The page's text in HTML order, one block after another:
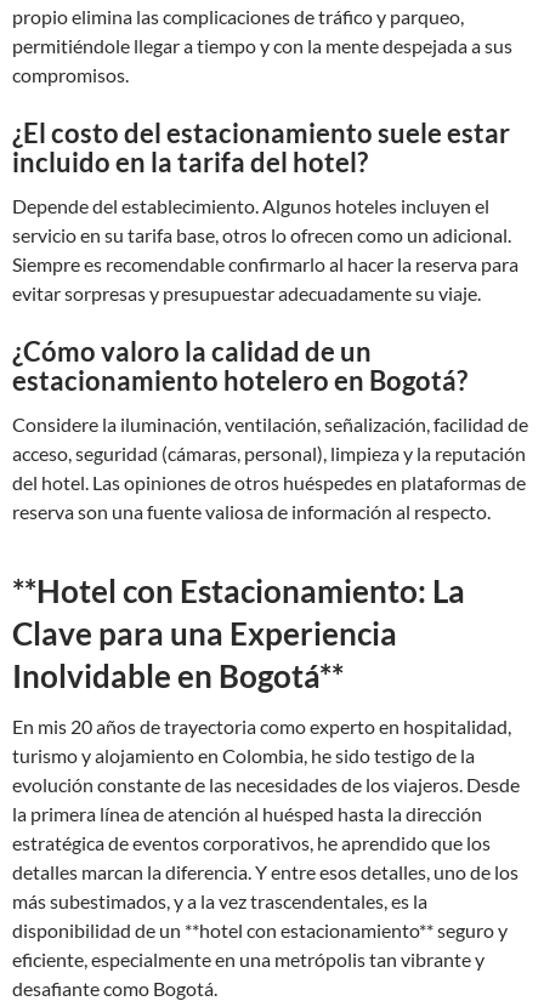
propio elimina las complicaciones de tráfico y parqueo,
permitiéndole llegar a tiempo y con la mente despejada a sus
compromisos.
¿El costo del estacionamiento suele estar
incluido en la tarifa del hotel?
Depende del establecimiento. Algunos hoteles incluyen el
servicio en su tarifa base, otros lo ofrecen como un adicional.
Siempre es recomendable confirmarlo al hacer la reserva para
evitar sorpresas y presupuestar adecuadamente su viaje.
¿Cómo valoro la calidad de un
estacionamiento hotelero en Bogotá?
Considere la iluminación, ventilación, señalización, facilidad de
acceso, seguridad (cámaras, personal), limpieza y la reputación
del hotel. Las opiniones de otros huéspedes en plataformas de
reserva son una fuente valiosa de información al respecto.
**Hotel con Estacionamiento: La
Clave para una Experiencia
Inolvidable en Bogotá**
En mis 20 años de trayectoria como experto en hospitalidad,
turismo y alojamiento en Colombia, he sido testigo de la
evolución constante de las necesidades de los viajeros. Desde
la primera línea de atención al huésped hasta la dirección
estratégica de eventos corporativos, he aprendido que los
detalles marcan la diferencia. Y entre esos detalles, uno de los
más subestimados, y a la vez trascendentales, es la
disponibilidad de un **hotel con estacionamiento** seguro y
eficiente, especialmente en una metrópolis tan vibrante y
desafiante como Bogotá.